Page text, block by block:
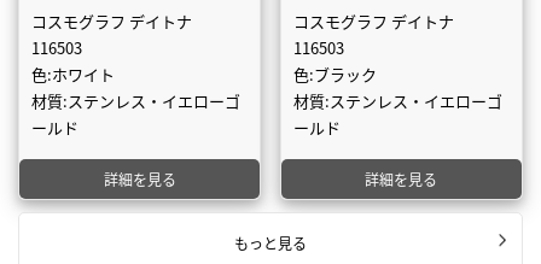
コスモグラフ デイトナ
116503
色:ホワイト
材質:ステンレス・イエローゴ
ールド
詳細を見る
コスモグラフ デイトナ
116503
色:ブラック
材質:ステンレス・イエローゴ
ールド
詳細を見る
もっと見る